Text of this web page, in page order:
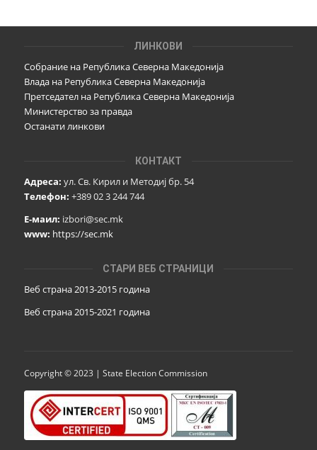
ЛИНКОВИ
Собрание на Република Северна Македонија
Влада на Република Северна Македонија
Претседател на Република Северна Македонија
Министерство за правда
Останати линкови
КОНТАКТ
Адреса: ул. Св. Кирил и Методиј бр. 54
Телефон: +389 02 3 244 744
Е-маил: izbori@sec.mk
www: https://sec.mk
СТАРИ ВЕБ СТРАНИЦИ
Веб страна 2013-2015 година
Веб страна 2015-2021 година
Copyright © 2023 | State Election Commission